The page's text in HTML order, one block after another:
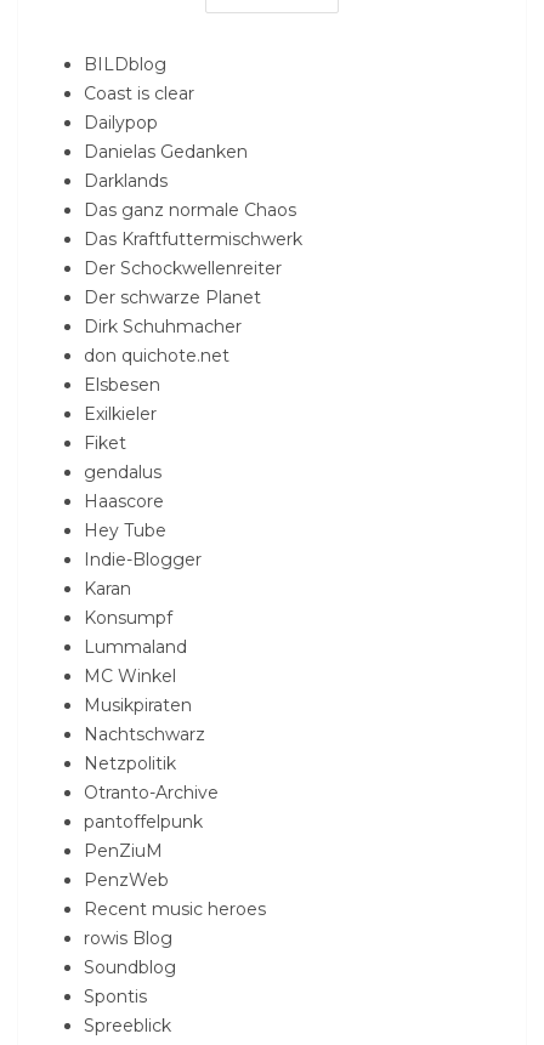
BILDblog
Coast is clear
Dailypop
Danielas Gedanken
Darklands
Das ganz normale Chaos
Das Kraftfuttermischwerk
Der Schockwellenreiter
Der schwarze Planet
Dirk Schuhmacher
don quichote.net
Elsbesen
Exilkieler
Fiket
gendalus
Haascore
Hey Tube
Indie-Blogger
Karan
Konsumpf
Lummaland
MC Winkel
Musikpiraten
Nachtschwarz
Netzpolitik
Otranto-Archive
pantoffelpunk
PenZiuM
PenzWeb
Recent music heroes
rowis Blog
Soundblog
Spontis
Spreeblick